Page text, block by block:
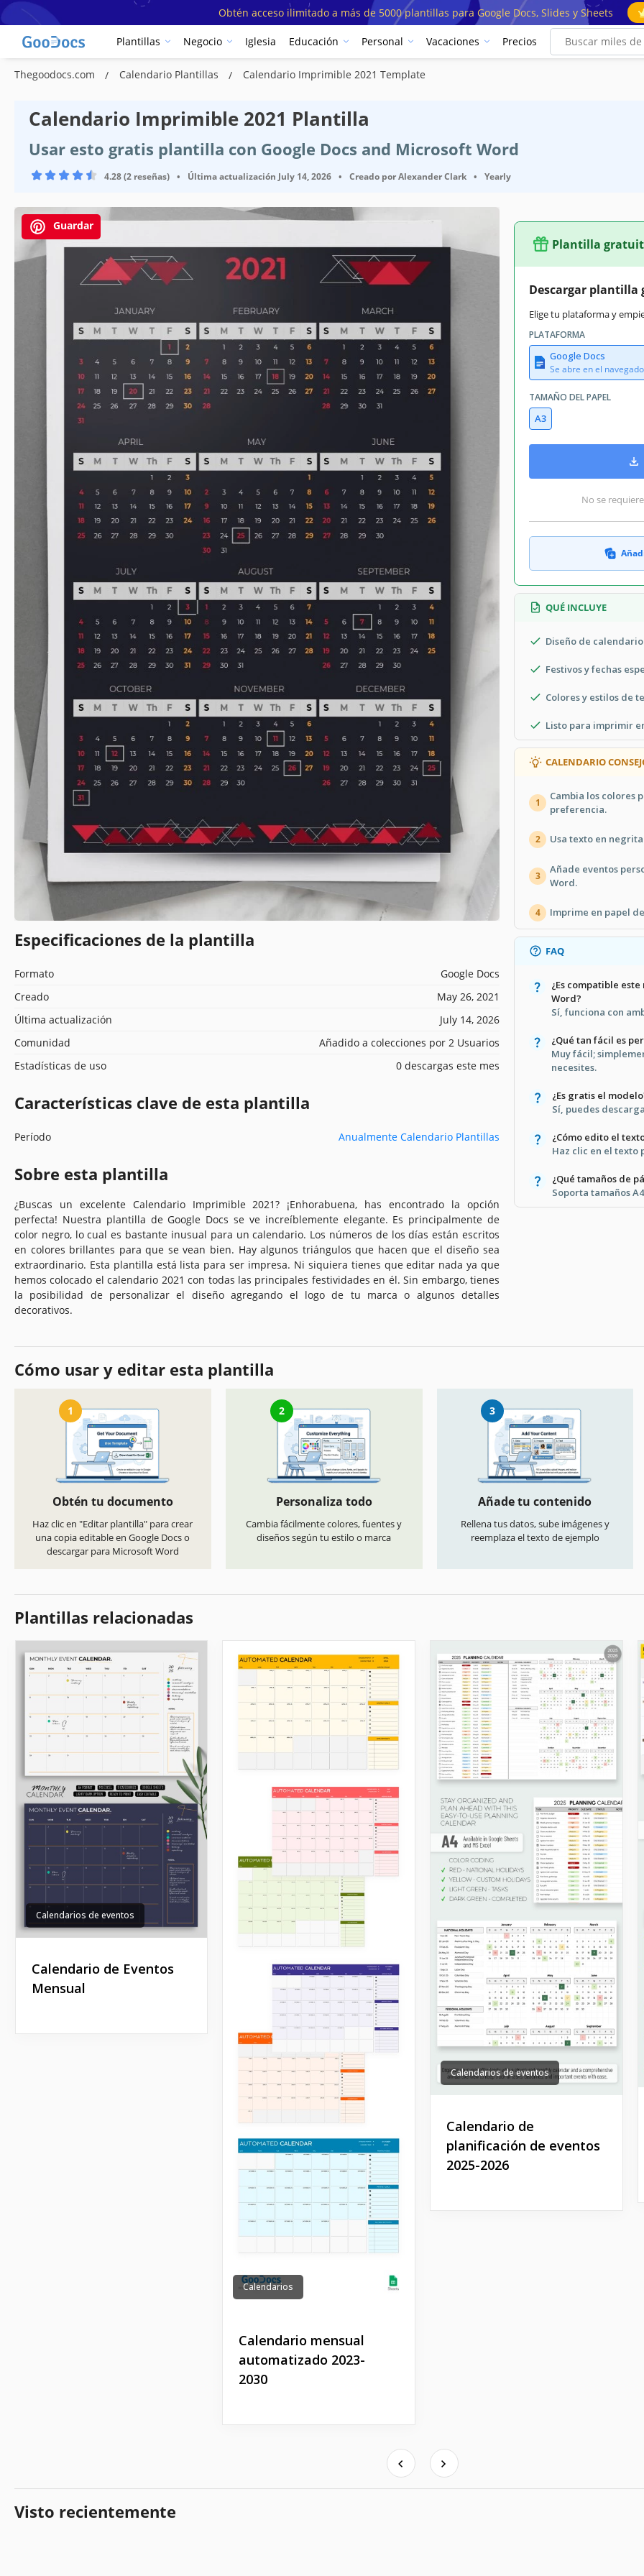
Obtén acceso ilimitado a más de 5000 plantillas para Google Docs, Slides y Sheets
Plantillas Negocio Iglesia Educación Personal Vacaciones Precios
Thegoodocs.com Calendario Plantillas Calendario Imprimible 2021 Template
Calendario Imprimible 2021 Plantilla
Usar esto gratis plantilla con Google Docs and Microsoft Word
4.28 (2 reseñas) • Última actualización July 14, 2026 • Creado porAlexander Clark • Yearly
Guardar
Especificaciones de la plantilla
Formato
Google Docs
Creado
May 26, 2021
Última actualización
July 14, 2026
Comunidad
Añadido a colecciones por 2 Usuarios
Estadísticas de uso
0 descargas este mes
Características clave de esta plantilla
Período Anualmente Calendario Plantillas
Sobre esta plantilla
¿Buscas un excelente Calendario Imprimible 2021? ¡Enhorabuena, has encontrado la opción
perfecta! Nuestra plantilla de Google Docs se ve increíblemente elegante. Es principalmente de
color negro, lo cual es bastante inusual para un calendario. Los números de los días están escritos
en colores brillantes para que se vean bien. Hay algunos triángulos que hacen que el diseño sea
extraordinario. Esta plantilla está lista para ser impresa. Ni siquiera tienes que editar nada ya que
hemos colocado el calendario 2021 con todas las principales festividades en él. Sin embargo, tienes
la posibilidad de personalizar el diseño agregando el logo de tu marca o algunos detalles
decorativos.
Plantilla
Descargar plantilla
Elige tu plataforma y
PLATAFORMA
Google Docs
Se abre en el
TAMAÑO DEL PAPEL
A3
No se
QUÉ INCLUYE
Diseño de
Festivos y fechas
Colores y estilos de
Listo para imprimir
CALENDARIO
1
Cambia los colores
preferencia.
2 Usa texto en
3
Añade eventos
Word.
4 Imprime en papel
FAQ
¿Es compatible
Word?
Sí, funciona con
¿Qué tan fácil es
Muy fácil;
necesites.
¿Es gratis el
Sí, puedes
¿Cómo edito el
Haz clic en el texto
¿Qué tamaños de
Soporta tamaños
Cómo usar y editar esta plantilla
1
Obtén tu documento
Haz clic en "Editar plantilla" para crear
una copia editable en Google Docs o
descargar para Microsoft Word
2
Personaliza todo
Cambia fácilmente colores, fuentes y
diseños según tu estilo o marca
3
Añade tu contenido
Rellena tus datos, sube imágenes y
reemplaza el texto de ejemplo
Plantillas relacionadas
Calendarios de eventos
Calendario de Eventos
Mensual
Calendarios
Calendario mensual
automatizado 2023-
2030
Calendarios de eventos
Calendario de
planificación de eventos
2025-2026
Visto recientemente